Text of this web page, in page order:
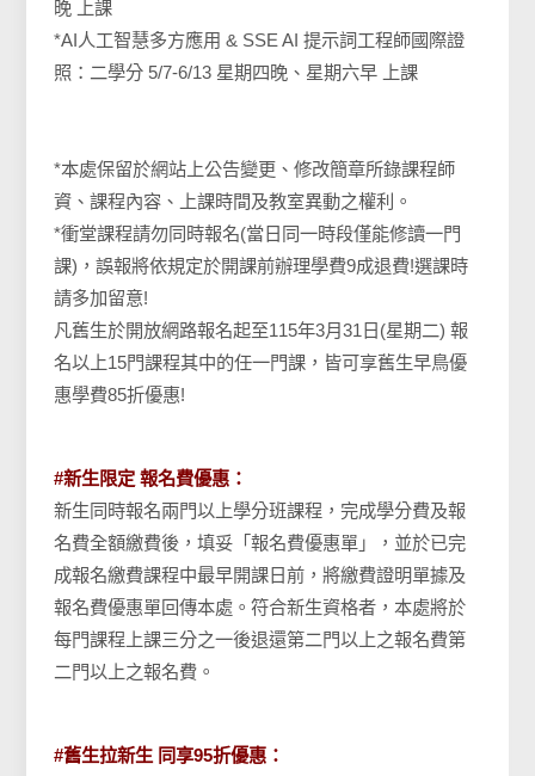
晚 上課
*AI人工智慧多方應用 & SSE AI 提示詞工程師國際證
照：二學分 5/7-6/13 星期四晚、星期六早 上課
*本處保留於網站上公告變更、修改簡章所錄課程師
資、課程內容、上課時間及教室異動之權利。
*衝堂課程請勿同時報名(當日同一時段僅能修讀一門
課)，誤報將依規定於開課前辦理學費9成退費!選課時
請多加留意!
凡舊生於開放網路報名起至115年3月31日(星期二) 報
名以上15門課程其中的任一門課，皆可享舊生早鳥優
惠學費85折優惠!
#新生限定 報名費優惠：
新生同時報名兩門以上學分班課程，完成學分費及報
名費全額繳費後，填妥「報名費優惠單」，並於已完
成報名繳費課程中最早開課日前，將繳費證明單據及
報名費優惠單回傳本處。符合新生資格者，本處將於
每門課程上課三分之一後退還第二門以上之報名費第
二門以上之報名費。
#舊生拉新生 同享95折優惠：